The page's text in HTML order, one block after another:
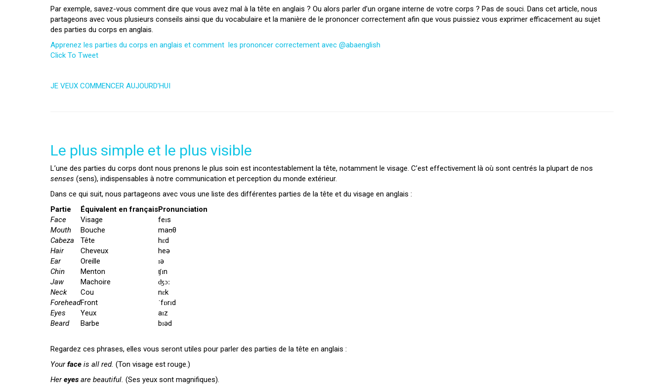
Par exemple, savez-vous comment dire que vous avez mal à la tête en anglais ? Ou alors parler d’un organe interne de votre corps ? Pas de souci. Dans cet article, nous
partageons avec vous plusieurs conseils ainsi que du vocabulaire et la manière de le prononcer correctement afin que vous puissiez vous exprimer efficacement au sujet
des parties du corps en anglais.
Apprenez les parties du corps en anglais et comment les prononcer correctement avec @abaenglish
Click To Tweet
JE VEUX COMMENCER AUJOURD’HUI
Le plus simple et le plus visible
L’une des parties du corps dont nous prenons le plus soin est incontestablement la tête, notamment le visage. C’est effectivement là où sont centrés la plupart de nos
senses (sens), indispensables à notre communication et perception du monde extérieur.
Dans ce qui suit, nous partageons avec vous une liste des différentes parties de la tête et du visage en anglais :
Partie
Équivalent en françaisPronunciation
Face
Visage
feɪs
Mouth
Bouche
maʊθ
Cabeza
Tête
hɛd
Hair
Cheveux
heə
Ear
Oreille
ɪə
Chin
Menton
ʧɪn
Jaw
Machoire
ʤɔː
Neck
Cou
nɛk
ForeheadFront
ˈfɒrɪd
Eyes
Yeux
aɪz
Beard
Barbe bɪəd
Regardez ces phrases, elles vous seront utiles pour parler des parties de la tête en anglais :
Yourface is all red. (Ton visage est rouge.)
Hereyes are beautiful. (Ses yeux sont magnifiques).